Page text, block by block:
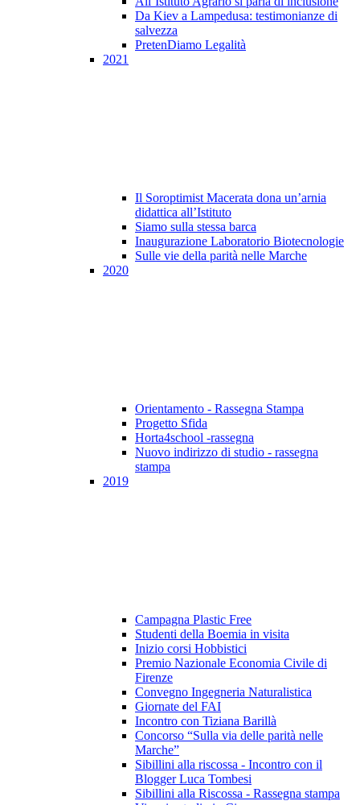
Da Kiev a Lampedusa: testimonianze di
salvezza
PretenDiamo Legalità
2021
Il Soroptimist Macerata dona un’arnia
didattica all’Istituto
Siamo sulla stessa barca
Inaugurazione Laboratorio Biotecnologie
Sulle vie della parità nelle Marche
2020
Orientamento - Rassegna Stampa
Progetto Sfida
Horta4school -rassegna
Nuovo indirizzo di studio - rassegna
stampa
2019
Campagna Plastic Free
Studenti della Boemia in visita
Inizio corsi Hobbistici
Premio Nazionale Economia Civile di
Firenze
Convegno Ingegneria Naturalistica
Giornate del FAI
Incontro con Tiziana Barillà
Concorso “Sulla via delle parità nelle
Marche”
Sibillini alla riscossa - Incontro con il
Blogger Luca Tombesi
Sibillini alla Riscossa - Rassegna stampa